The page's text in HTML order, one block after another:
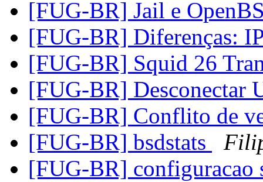
[FUG-BR] Jail e
[FUG-BR] Diferenças:
[FUG-BR] Squid 26
[FUG-BR] Desconectar
[FUG-BR] Conflito de
[FUG-BR] bsdstats
[FUG-BR] configuracao